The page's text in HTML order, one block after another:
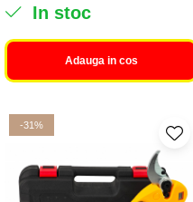
In stoc
Adauga in cos
-31%